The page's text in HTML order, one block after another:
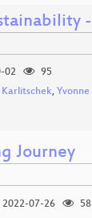
02
95
Karlitschek,
Journey
2022-07-26